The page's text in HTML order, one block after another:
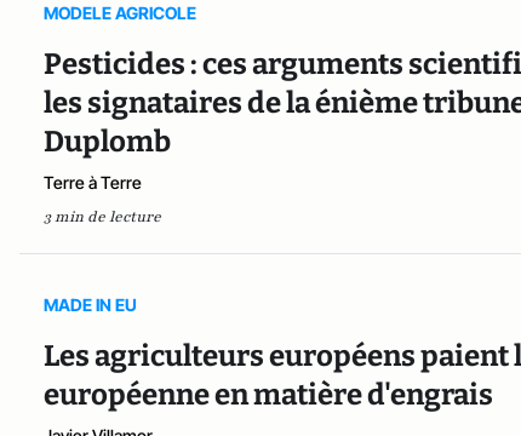
MODELE AGRICOLE
Pesticides : ces arguments
les signataires de la énième
Duplomb
Terre à Terre
3 min de lecture
MADE IN EU
Les agriculteurs européens
européenne en matière d'engrais